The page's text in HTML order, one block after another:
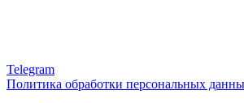
Telegram
Политика обработки персональных